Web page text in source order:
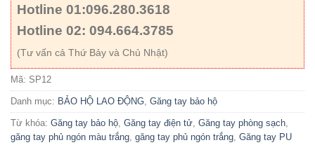
Hotline 01:096.280.3618
Hotline 02: 094.664.3785
(Tư vấn cả Thứ Bảy và Chủ Nhật)
Mã: SP12
Danh mục: BẢO HỘ LAO ĐỘNG, Găng tay bảo hộ
Từ khóa: Găng tay bảo hộ, Găng tay điện tử, Găng tay phòng sạch,
găng tay phủ ngón màu trắng, găng tay phủ ngón trắng, Găng tay PU